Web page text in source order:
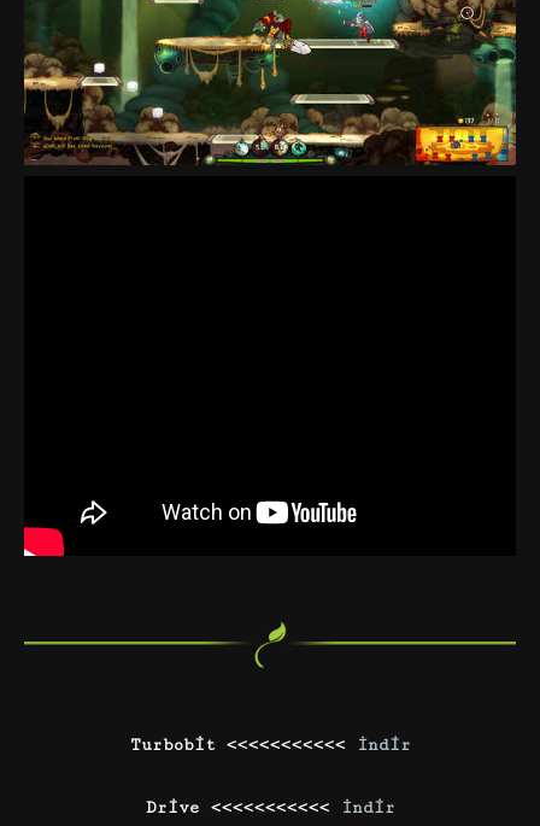
Turbobit <<<<<<<<<<< İndir
Drive <<<<<<<<<<< İndir